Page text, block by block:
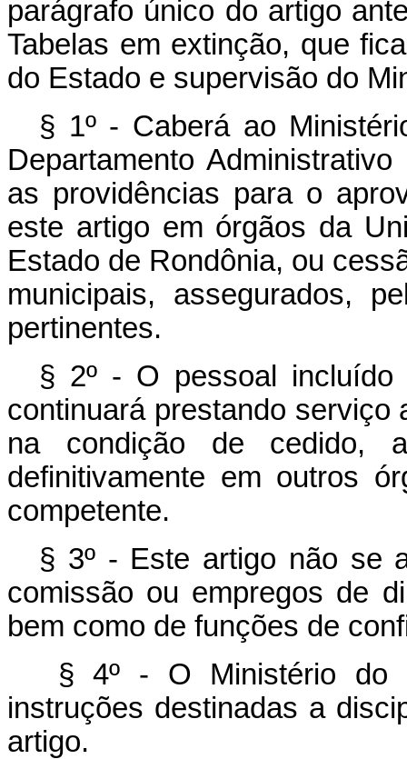
parágrafo único do artigo
Tabelas em extinção, que
do Estado e supervisão do
§ 1º - Caberá ao
Departamento
as providências para o
este artigo em órgãos da
Estado de Rondônia, ou
municipais, assegurados,
pertinentes.
§ 2º - O pessoal incluído
continuará prestando serviço
na condição de cedido,
definitivamente em outros
competente.
§ 3º - Este artigo não se
comissão ou empregos de
bem como de funções de
§ 4º - O Ministério do
instruções destinadas a
artigo.